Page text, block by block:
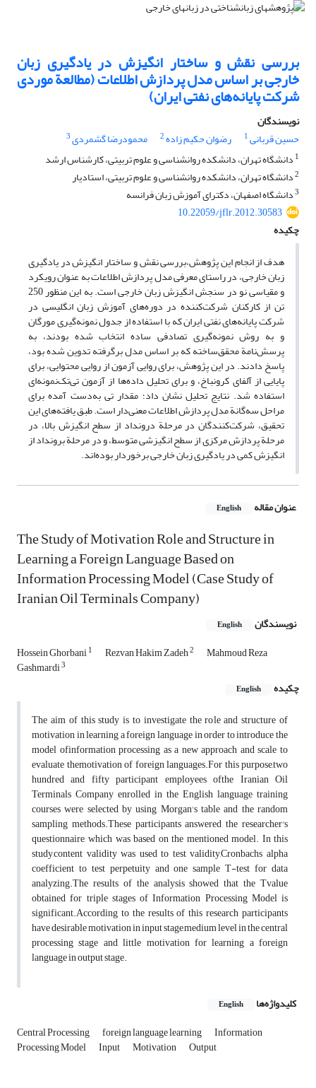
بررسی نقش و ساختار انگیزش در یادگیری زبان
خارجی بر اساس مدل پردازش اطلاعات (مطالعة موردی
شرکت پایانه‌های نفتی ایران)
نویسندگان
حسین قربانی1 رضوان حکیم زاده2 محمودرضا گشمردی3
1 دانشگاه تهران، دانشکده روانشناسی و علوم تربیتی، کارشناس ارشد
2دانشگاه تهران، دانشکده روانشناسی و علوم تربیتی، استادیار
3دانشگاه اصفهان، دکترای آموزش زبان فرانسه
10.22059/jflr.2012.30583
چکیده
هدف از انجام این پژوهش،بررسی نقش و ساختار انگیزش در یادگیری
زبان خارجی، در راستای معرفی مدل پردازش اطلاعات به عنوان رویکرد
و مقیاسی نو در سنجش انگیزش زبان خارجی است. به این منظور 250
تن از کارکنان شرکت‌کننده در دوره‌های آموزش زبان انگلیسی در
شرکت پایانه‌های نفتی ایران که با استفاده از جدول نمونه‌گیری مورگان
و به روش نمونه‌گیری تصادفی ساده انتخاب شده بودند، به
پرسش‌نامة محقق‌ساخته که بر اساس مدل برگرفته تدوین شده بود،
پاسخ دادند. در این پژوهش، برای روایی آزمون از روایی محتوایی، برای
پایایی از آلفای کرونباخ، و برای تحلیل داده‌ها از آزمون تی‌تک‌نمونه‌ای
استفاده شد. نتایج تحلیل نشان داد؛ مقدار تی به‌دست آمده برای
مراحل سه‌گانة مدل پردازش اطلاعات معنی‌دار است. طبق یافته‌های این
تحقیق، شرکت‌کنندگان در مرحلة درونداد از سطح انگیزش بالا، در
مرحلة پردازش مرکزی از سطح انگیزشی متوسط، و در مرحلة برونداد از
انگیزش کمی در یادگیری زبان خارجی برخوردار بوده‌اند.
عنوان مقاله English
The Study of Motivation Role and Structure in
Learning a Foreign Language Based on
Information Processing Model (Case Study of
Iranian Oil Terminals Company)
نویسندگان English
Hossein Ghorbani1 Rezvan Hakim Zadeh2 Mahmoud Reza
Gashmardi3
چکیده English
The aim of this study is to investigate the role and structure of
motivation in learning a foreign language in order to introduce the
model ofinformation processing as a new approach and scale to
evaluate themotivation of foreign languages.For this purpose,two
hundred and fifty participant employees ofthe Iranian Oil
Terminals Company enrolled in the English language training
courses were selected by using Morgan's table and the random
sampling methods.These participants answered the researcher's
questionnaire, which was based on the mentioned model. In this
study,content validity was used to test validity,Cronbachs alpha
coefficient to test perpetuity and one sample T-test for data
analyzing.The results of the analysis showed that the Tvalue
obtained for triple stages of Information Processing Model is
significant.According to the results of this research participants
have desirable motivation in input stage,medium level in the central
processing stage and little motivation for learning a foreign
language in output stage.
کلیدواژه‌ها English
Central Processing foreign language learning Information
Processing Model Input Motivation Output